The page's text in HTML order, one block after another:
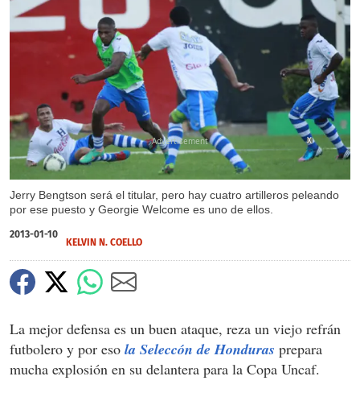
Jerry Bengtson será el titular, pero hay cuatro artilleros peleando
por ese puesto y Georgie Welcome es uno de ellos.
X
2013-01-10
KELVIN N. COELLO
La mejor defensa es un buen ataque, reza un viejo refrán
futbolero y por eso la Seleccón de Honduras prepara
mucha explosión en su delantera para la Copa Uncaf.